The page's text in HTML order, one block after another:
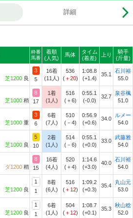
詳細
枠番
馬番
着順
(人気)
馬体
タイム
(着差)
上り
騎手
(斤量)
芝1200 良
3
5
16着
(11人)
536
(＋20)
1:08.8
(+1.4)
35.1
石川裕
55.0
芝1000 稍
8
17
1着
(1人)
516
(＋6)
0:55.1
(-0.0)
32.7
泉谷楓
51.0
芝1000 重
3
6
6着
(7人)
510
(－4)
0:56.9
(+0.6)
34.0
ルメー
54.0
芝1000 良
5
10
2着
(1人)
514
(－6)
0:55.1
(+0.0)
33.0
武藤雅
54.0
ダ1200 稍
8
15
16着
(4人)
520
(＋4)
1:14.6
(+3.0)
40.0
石川裕
54.0
芝1200 良
1
1
8着
(6人)
516
(＋12)
1:09.2
(+0.3)
35.4
丸山元
53.0
芝1200 良
1
1
6着
(1人)
504
(＋12)
1:08.7
(+0.1)
35.3
秋山稔
52.0